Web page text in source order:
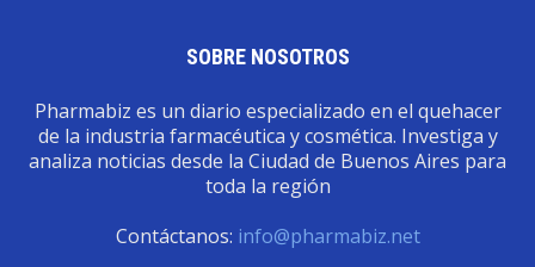
SOBRE NOSOTROS
Pharmabiz es un diario especializado en el quehacer
de la industria farmacéutica y cosmética. Investiga y
analiza noticias desde la Ciudad de Buenos Aires para
toda la región
Contáctanos: info@pharmabiz.net